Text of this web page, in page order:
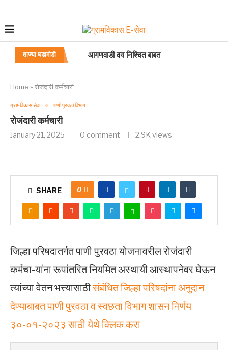
ताज्या घडामोडी
आगणवाडी मदतनीस यांना सुट्या व रजा
Home » रोजंदारी कर्मचारी
ग्रामविकास सेवा पाणी पुरवठा विभाग
रोजंदारी कर्मचारी
January 21, 2025 0 comment 2.9K views
SHARE 0
जिल्हा परिषदातर्गत पाणी पुरवठा योजनावरील रोजंदारी
कर्मचा-यांना रूपांतरित नियमित अस्थायी आस्थापनेवर घेऊन
त्यांच्या वेतन भत्त्यासाठीसंबंधित जिल्हा परिषदांना अनुदान
देण्याबाबत पाणी पुरवठा व स्वछता विभाग शासन निर्णय
३०-०१-२०२३ साठी येथे क्लिक करा